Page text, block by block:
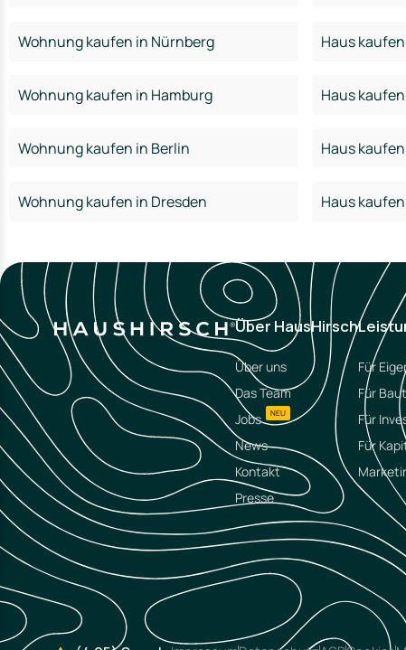
Wohnung kaufen in Nürnberg Haus
Wohnung kaufen in Hamburg Haus
Wohnung kaufen in Berlin Haus
Wohnung kaufen in Dresden Haus
Über HausHirsch
Über uns
Das Team
Jobs
NEU
News
Kontakt
Presse
Für
Für
Für
Für